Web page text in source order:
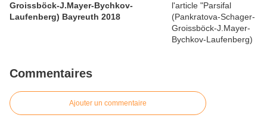
Groissböck-J.Mayer-Bychkov-
Laufenberg) Bayreuth 2018
Commentaires
Ajouter un commentaire